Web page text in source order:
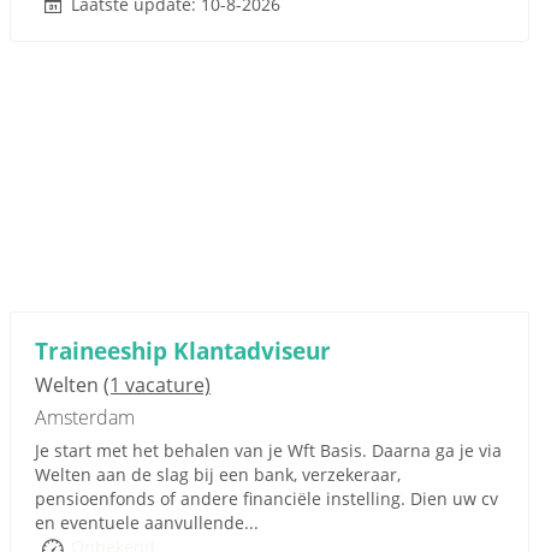
Traineeship Klantadviseur
Welten (1 vacature)
Amsterdam
Je start met het behalen van je Wft Basis. Daarna ga je via
Welten aan de slag bij een bank, verzekeraar,
pensioenfonds of andere financiële instelling. Dien uw cv
en eventuele aanvullende...